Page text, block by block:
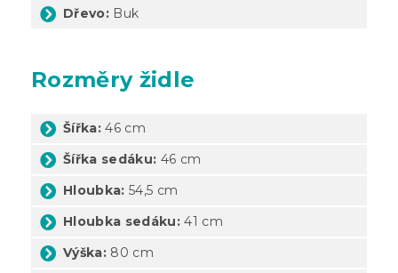
Dřevo: Buk
Rozměry židle
Šířka: 46 cm
Šířka sedáku: 46 cm
Hloubka: 54,5 cm
Hloubka sedáku: 41 cm
Výška: 80 cm